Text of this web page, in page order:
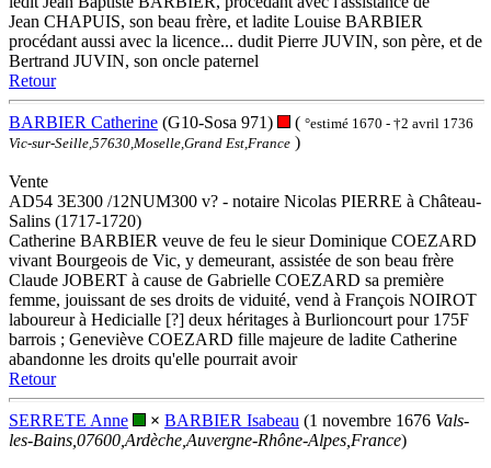
Jean CHAPUIS, son beau frère, et ladite Louise BARBIER
procédant aussi avec la licence... dudit Pierre JUVIN, son père, et de
Bertrand JUVIN, son oncle paternel
Retour
BARBIER Catherine (G10-Sosa 971) ( °estimé 1670 - †2 avril 1736
Vic-sur-Seille,57630,Moselle,Grand Est,France )
Vente
AD54 3E300 /12NUM300 v? - notaire Nicolas PIERRE à Château-
Salins (1717-1720)
Catherine BARBIER veuve de feu le sieur Dominique COEZARD
vivant Bourgeois de Vic, y demeurant, assistée de son beau frère
Claude JOBERT à cause de Gabrielle COEZARD sa première
femme, jouissant de ses droits de viduité, vend à François NOIROT
laboureur à Hedicialle [?] deux héritages à Burlioncourt pour 175F
barrois ; Geneviève COEZARD fille majeure de ladite Catherine
abandonne les droits qu'elle pourrait avoir
Retour
SERRETE Anne × BARBIER Isabeau (1 novembre 1676 Vals-
les-Bains,07600,Ardèche,Auvergne-Rhône-Alpes,France)